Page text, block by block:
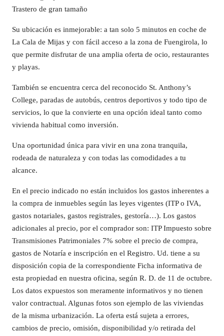
Trastero de gran tamaño
Su ubicación es inmejorable: a tan solo 5 minutos en coche de
La Cala de Mijas y con fácil acceso a la zona de Fuengirola, lo
que permite disfrutar de una amplia oferta de ocio, restaurantes
y playas.
También se encuentra cerca del reconocido St. Anthony’s
College, paradas de autobús, centros deportivos y todo tipo de
servicios, lo que la convierte en una opción ideal tanto como
vivienda habitual como inversión.
Una oportunidad única para vivir en una zona tranquila,
rodeada de naturaleza y con todas las comodidades a tu
alcance.
En el precio indicado no están incluidos los gastos inherentes a
la compra de inmuebles según las leyes vigentes (ITP o IVA,
gastos notariales, gastos registrales, gestoría…). Los gastos
adicionales al precio, por el comprador son: ITP Impuesto sobre
Transmisiones Patrimoniales 7% sobre el precio de compra,
gastos de Notaría e inscripción en el Registro. Ud. tiene a su
disposición copia de la correspondiente Ficha informativa de
esta propiedad en nuestra oficina, según R. D. de 11 de octubre.
Los datos expuestos son meramente informativos y no tienen
valor contractual. Algunas fotos son ejemplo de las viviendas
de la misma urbanización. La oferta está sujeta a errores,
cambios de precio, omisión, disponibilidad y/o retirada del